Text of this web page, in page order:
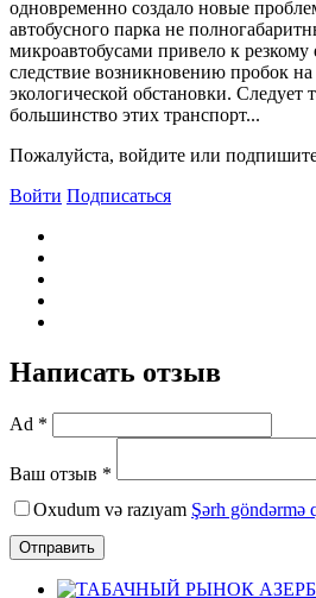
одновременно создало новые
автобусного парка не
микроавтобусами привело к
следствие возникновению пробок
экологической обстановки. Следует
большинство этих транспорт...
Пожалуйста, войдите или
Войти Подписаться
Написать отзыв
Ad *
Ваш отзыв *
Oxudum və razıyam Şərh göndərmə
Отправить